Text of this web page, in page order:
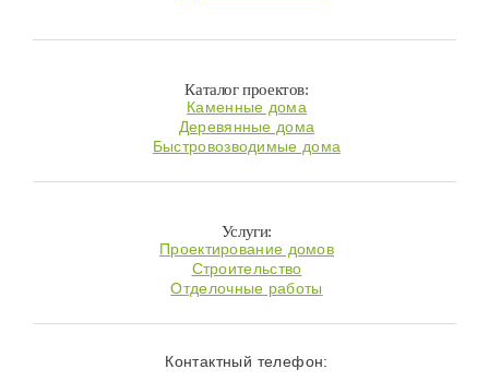
Каталог проектов:
Каменные дома
Деревянные дома
Быстровозводимые дома
Услуги:
Проектирование домов
Строительство
Отделочные работы
Контактный телефон: